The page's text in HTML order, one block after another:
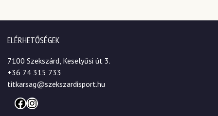
ELÉRHETŐSÉGEK
7100 Szekszárd, Keselyűsi út 3.
+36 74 315 733
titkarsag@szekszardisport.hu
Facebook
Instagram